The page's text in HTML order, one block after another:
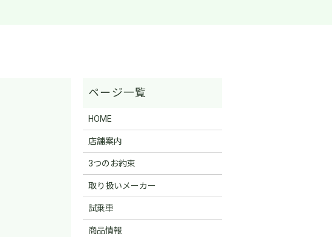
HOME
店舗案内
3つのお約束
取り扱いメーカー
試乗車
商品情報